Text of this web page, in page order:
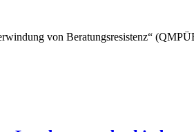
von Beratungsresistenz“